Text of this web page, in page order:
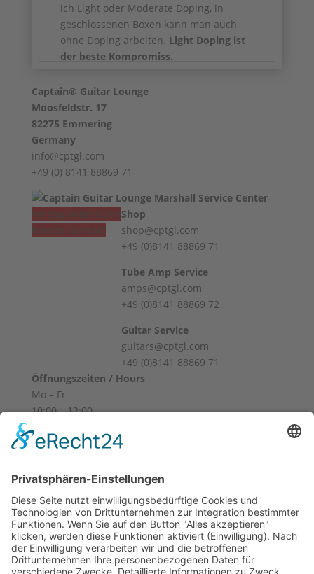
ich Light oder Moderate Doping, in
geschlossenen Boxen kann man auch
ohne Doping arbeiten. Light Doping ist
der beste Kompromiss.
lackiert bekommen:
Grün, Schwarz, Blau, Silber
Captain® Guitar Lounge
Moosfeldstr. 17
82275 Emmering
Germany
info@cptgl.com
+49 (0) 8141 88869 71
Vertrag widerrufen
Revoke contract
Shop
shop@cptgl.com
+49 (0)8141 88869 71
Tube Amp Service
amps@cptgl.com
+49 (0)8141 88869 72
Guitar Service
guitars@cptgl.com
+49 (0)8141 88869 71
Öffnungszeiten / Hours
Mo – Fr
10:00 – 12:00
Sa
Und nach Vereinbarung
And by appointment
Allgemeine Geschäftsbedingungen
Widerruf
Zahlungsweisen